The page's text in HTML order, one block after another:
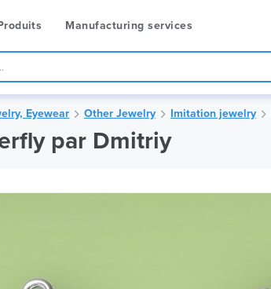
Manufacturing services
Eyewear Other Jewelry Imitation jewelry
par Dmitriy